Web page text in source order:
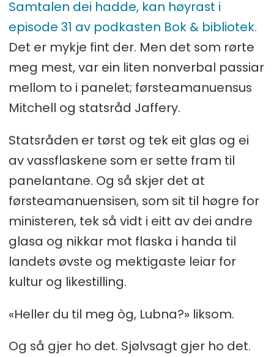
Samtalen dei hadde, kan høyrast i
episode 31 av podkasten Bok & bibliotek.
Det er mykje fint der. Men det som rørte
meg mest, var ein liten nonverbal passiar
mellom to i panelet; førsteamanuensus
Mitchell og statsråd Jaffery.
Statsråden er tørst og tek eit glas og ei
av vassflaskene som er sette fram til
panelantane. Og så skjer det at
førsteamanuensisen, som sit til høgre for
ministeren, tek så vidt i eitt av dei andre
glasa og nikkar mot flaska i handa til
landets øvste og mektigaste leiar for
kultur og likestilling.
«Heller du til meg òg, Lubna?» liksom.
Og så gjer ho det. Sjølvsagt gjer ho det.